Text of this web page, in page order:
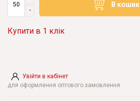
-
В кошик
Купити в 1 клік
Увійти в кабінет
для оформлення оптового замовлення